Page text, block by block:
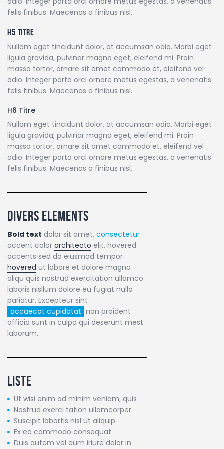
felis finibus. Maecenas a finibus nisl.
H5 Titre
Nullam eget tincidunt dolor, at accumsan odio. Morbi eget
ligula gravida, pulvinar magna eget, eleifend mi. Proin
massa tortor, ornare sit amet commodo et, eleifend vel
odio. Integer porta orci ornare metus egestas, a venenatis
felis finibus. Maecenas a finibus nisl.
H6 Titre
Nullam eget tincidunt dolor, at accumsan odio. Morbi eget
ligula gravida, pulvinar magna eget, eleifend mi. Proin
massa tortor, ornare sit amet commodo et, eleifend vel
odio. Integer porta orci ornare metus egestas, a venenatis
felis finibus. Maecenas a finibus nisl.
Divers elements
Bold text dolor sit amet, consectetur
accent color architecto elit, hovered
accents sed do eiusmod tempor
hovered ut labore et dolore magna
aliqu quis nostrud exercitation ullamco
laboris nisllum dolore eu fugiat nulla
pariatur. Excepteur sint
occaecat cupidatat non proident
officia sunt in culpa qui deserunt mest
laborum.
liste
Ut wisi enim ad minim veniam, quis
Nostrud exerci tation ullamcorper
Suscipit lobortis nisl ut aliquip
Ex ea commodo consequat
Duis autem vel eum iriure dolor in